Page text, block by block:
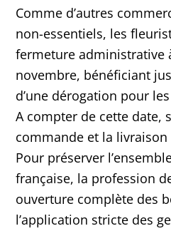
Comme d’autres
non-essentiels, les
fermeture administrative
novembre, bénéficiant
d’une dérogation pour
A compter de cette date,
commande et la
Pour préserver
française, la profession
ouverture complète des
l’application stricte des